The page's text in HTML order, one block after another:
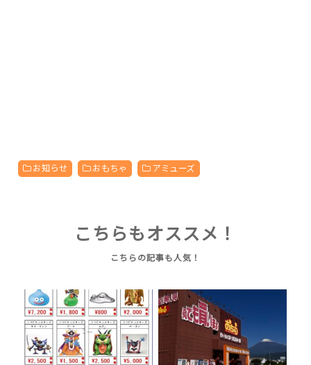
お知らせ おもちゃ アミューズ
こちらもオススメ！